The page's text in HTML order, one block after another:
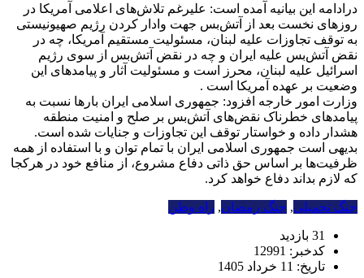
درادامه این بیانیه آمده است: علیرغم تلاش‌های اعلامی آمریکا در
روزهای نخست بعد از آتش‌بس جهت وادار کردن رژیم صهیونیستی
به توقف تجاوزات علیه لبنان، مسئولیت مستقیم آمریکا، چه در
نقض آتش‌بس علیه ایران و چه در نقض آتش‌بس از سوی رژیم
اسرائیل علیه لبنان، محرز است و مسئولیت آثار و پیامدهای این
وضعیت بر عهده آمریکا است .
وزارت امور خارجه افزود: جمهوری اسلامی ایران بارها نسبت به
پیامدهای خطرناک نقض‌های آتش‌بس بر صلح و امنیت منطقه
هشدار داده و خواستار توقف این تجاوزات و جنایات شده است‌.
بدیهی است جمهوری اسلامی ایران با تمام توان و با استفاده از همه
ظرفیت‌ها بر اساس حق ذاتی دفاع مشروع، از منافع خود در هرکجا
که لازم بداند دفاع خواهد کرد.
جنگ تحمیلی, جنگ رمضان, راه وطن
31 بازدید
کدخبر: 12991
تاریخ: 11 خرداد 1405